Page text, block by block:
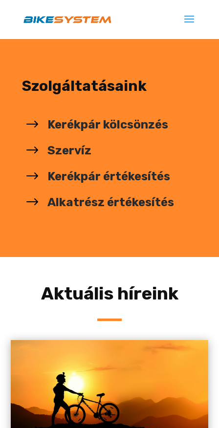
Szolgáltatásaink
$ Kerékpár kölcsönzés
$ Szervíz
$ Kerékpár értékesítés
$ Alkatrész értékesítés
Aktuális híreink